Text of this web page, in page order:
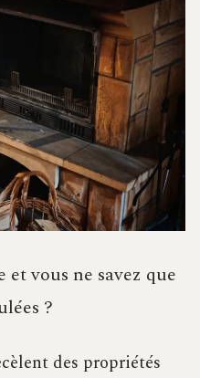
vous ne savez que
?
des propriétés